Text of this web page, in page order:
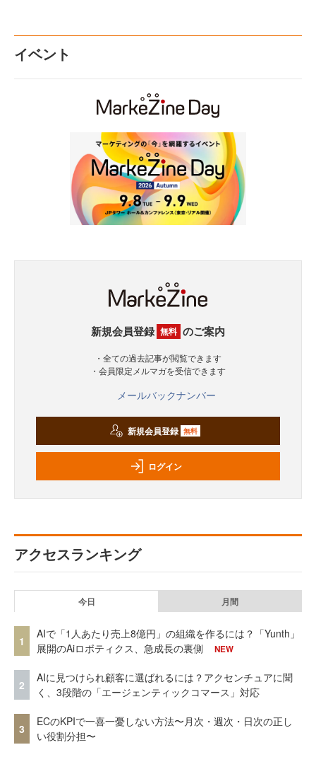
イベント
新規会員登録 無料 のご案内
・全ての過去記事が閲覧できます
・会員限定メルマガを受信できます
メールバックナンバー
新規会員登録 無料
ログイン
アクセスランキング
今日 月間
1
AIで「1人あたり売上8億円」の組織を作るには？「Yunth」
展開のAiロボティクス、急成長の裏側
NEW
2
AIに見つけられ顧客に選ばれるには？アクセンチュアに聞
く、3段階の「エージェンティックコマース」対応
3
ECのKPIで一喜一憂しない方法〜月次・週次・日次の正し
い役割分担〜